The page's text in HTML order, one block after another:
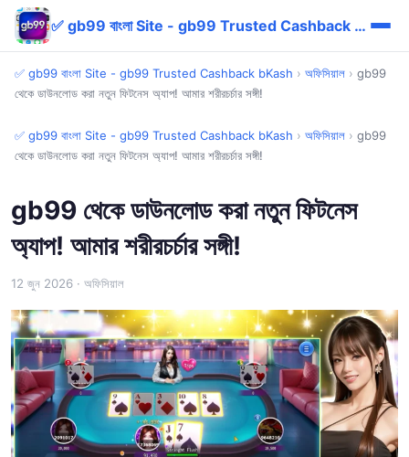
✅ gb99 বাংলা Site - gb99 Trusted Cashback bKash
✅ gb99 বাংলা Site - gb99 Trusted Cashback bKash › অফিসিয়াল › gb99
থেকে ডাউনলোড করা নতুন ফিটনেস অ্যাপ! আমার শরীরচর্চার সঙ্গী!
✅ gb99 বাংলা Site - gb99 Trusted Cashback bKash › অফিসিয়াল › gb99
থেকে ডাউনলোড করা নতুন ফিটনেস অ্যাপ! আমার শরীরচর্চার সঙ্গী!
gb99 থেকে ডাউনলোড করা নতুন ফিটনেস
অ্যাপ! আমার শরীরচর্চার সঙ্গী!
12 জুন 2026 · অফিসিয়াল